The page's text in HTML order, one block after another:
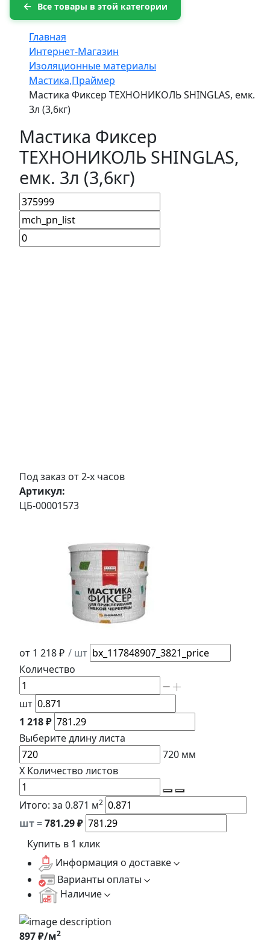
Все товары в этой категории
Главная
Интернет-Магазин
Изоляционные материалы
Мастика,Праймер
Мастика Фиксер ТЕХНОНИКОЛЬ SHINGLAS, емк.
3л (3,6кг)
Мастика Фиксер
ТЕХНОНИКОЛЬ SHINGLAS,
емк. 3л (3,6кг)
Под заказ от 2-х часов
Артикул:
ЦБ-00001573
от 1 218 ₽ / шт
Количество
шт
1 218 ₽
Выберите длинулиста
720 мм
X Количество листов
Итого: за 0.871 м2
шт =781.29₽
Купить в 1 клик
Информация о доставке
Варианты оплаты
Наличие
897 ₽/м2